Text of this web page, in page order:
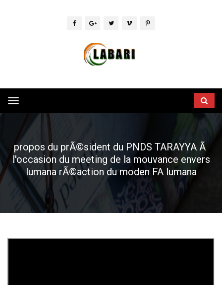
Toggle
navigation
propos du prÃ©sident du PNDS TARAYYA Ã
l'occasion du meeting de la mouvance envers
lumana rÃ©action du moden FA lumana